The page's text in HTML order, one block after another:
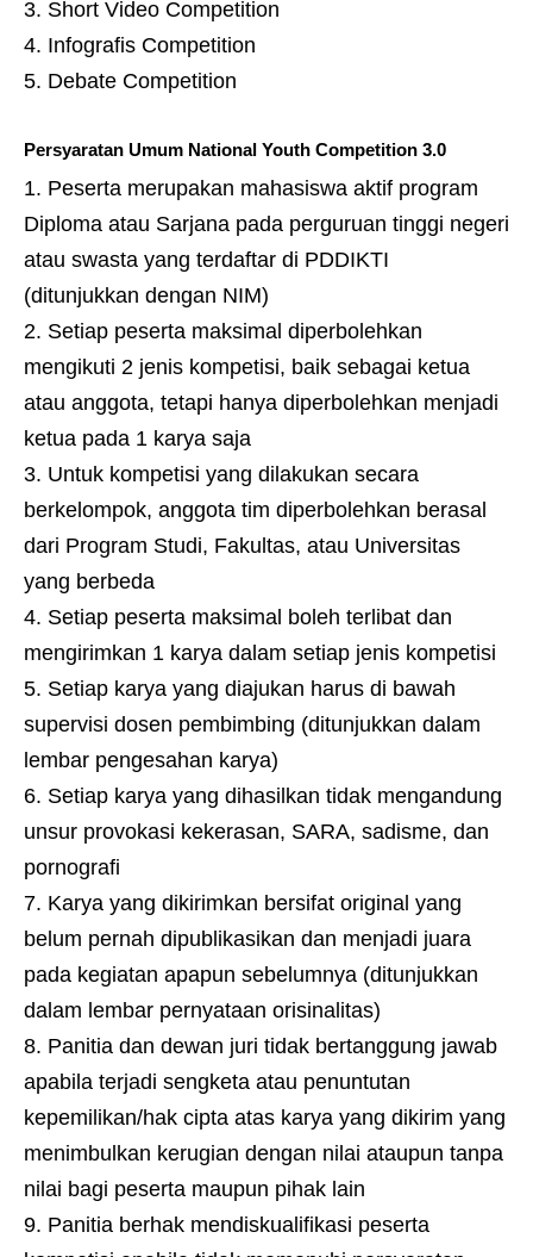
Short Video Competition
Infografis Competition
Debate Competition
Persyaratan Umum National Youth Competition 3.0
Peserta merupakan mahasiswa aktif program
Diploma atau Sarjana pada perguruan tinggi negeri
atau swasta yang terdaftar di PDDIKTI
(ditunjukkan dengan NIM)
Setiap peserta maksimal diperbolehkan
mengikuti 2 jenis kompetisi, baik sebagai ketua
atau anggota, tetapi hanya diperbolehkan menjadi
ketua pada 1 karya saja
Untuk kompetisi yang dilakukan secara
berkelompok, anggota tim diperbolehkan berasal
dari Program Studi, Fakultas, atau Universitas
yang berbeda
Setiap peserta maksimal boleh terlibat dan
mengirimkan 1 karya dalam setiap jenis kompetisi
Setiap karya yang diajukan harus di bawah
supervisi dosen pembimbing (ditunjukkan dalam
lembar pengesahan karya)
Setiap karya yang dihasilkan tidak mengandung
unsur provokasi kekerasan, SARA, sadisme, dan
pornografi
Karya yang dikirimkan bersifat original yang
belum pernah dipublikasikan dan menjadi juara
pada kegiatan apapun sebelumnya (ditunjukkan
dalam lembar pernyataan orisinalitas)
Panitia dan dewan juri tidak bertanggung jawab
apabila terjadi sengketa atau penuntutan
kepemilikan/hak cipta atas karya yang dikirim yang
menimbulkan kerugian dengan nilai ataupun tanpa
nilai bagi peserta maupun pihak lain
Panitia berhak mendiskualifikasi peserta